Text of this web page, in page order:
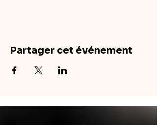
Partager cet événement